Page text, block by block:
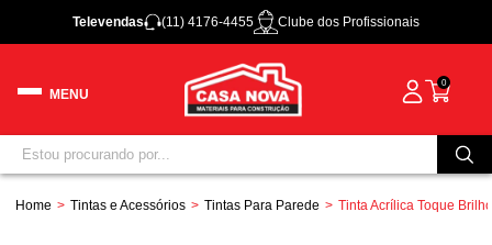
Televendas (11) 4176-4455 Clube dos Profissionais
0
Home Tintas e Acessórios Tintas Para Parede Tinta Acrílica Toque